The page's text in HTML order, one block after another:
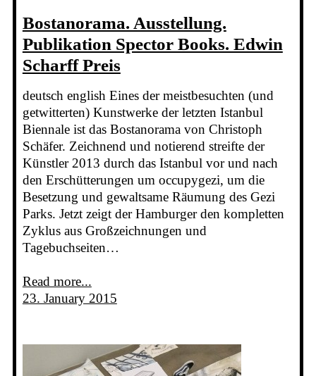
Bostanorama. Ausstellung.
Publikation Spector Books. Edwin
Scharff Preis
deutsch english Eines der meistbesuchten (und
getwitterten) Kunstwerke der letzten Istanbul
Biennale ist das Bostanorama von Christoph
Schäfer. Zeichnend und notierend streifte der
Künstler 2013 durch das Istanbul vor und nach
den Erschütterungen um occupygezi, um die
Besetzung und gewaltsame Räumung des Gezi
Parks. Jetzt zeigt der Hamburger den kompletten
Zyklus aus Großzeichnungen und
Tagebuchseiten…
Read more...
23. January 2015